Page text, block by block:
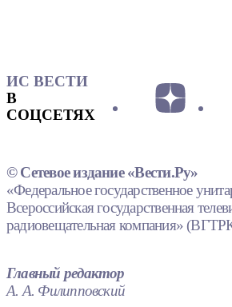
ИС ВЕСТИ
В
СОЦСЕТЯХ
© Сетевое издание «Вести.Ру»
«Федеральное государственное
Всероссийская государственная
радиовещательная компания»
Главный редактор
А. А. Филипповский